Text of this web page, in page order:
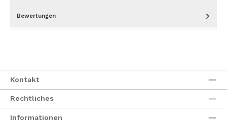
Bewertungen
Kontakt
Rechtliches
Informationen